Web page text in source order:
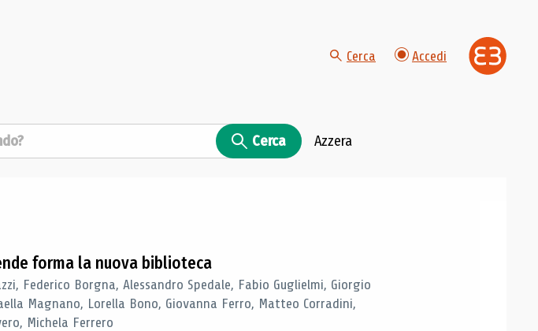
Cerca Accedi
Cerca Azzera
forma la nuova biblioteca
Federico Borgna, Alessandro Spedale, Fabio Guglielmi, Giorgio
Magnano, Lorella Bono, Giovanna Ferro, Matteo Corradini,
Michela Ferrero